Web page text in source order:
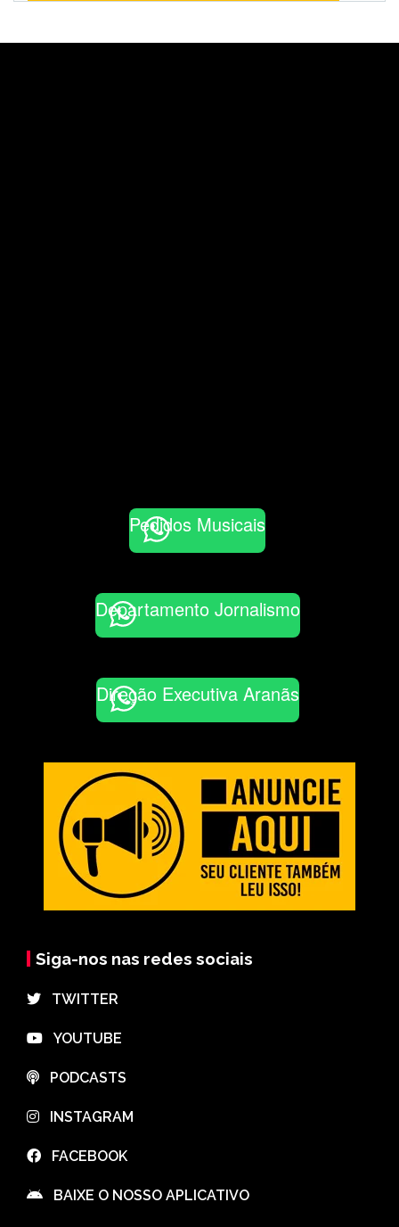
Pedidos Musicais
Departamento Jornalismo
Direção Executiva Aranãs
Siga-nos nas redes sociais
⠀TWITTER
⠀YOUTUBE
⠀PODCASTS
⠀INSTAGRAM
⠀FACEBOOK
⠀BAIXE O NOSSO APLICATIVO